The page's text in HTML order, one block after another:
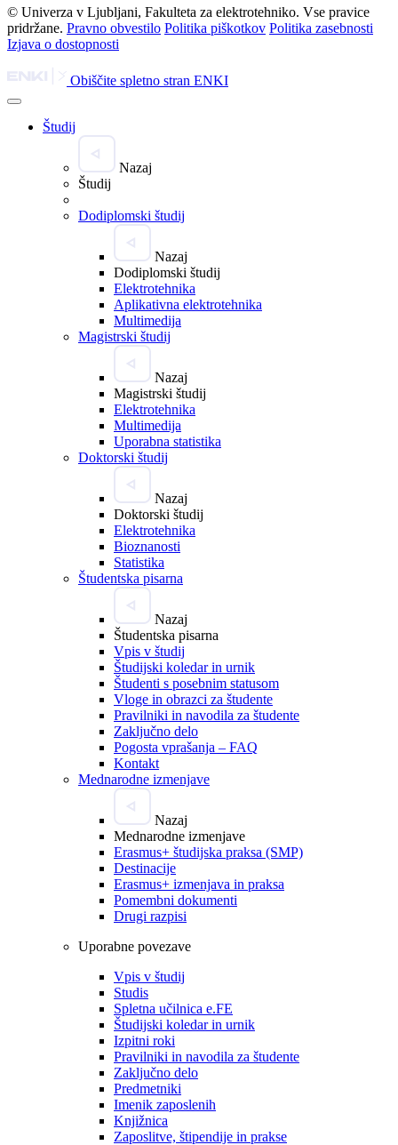
© Univerza v Ljubljani, Fakulteta za elektrotehniko. Vse pravice
pridržane. Pravno obvestilo Politika piškotkov Politika zasebnosti
Izjava o dostopnosti
Obiščite spletno stran ENKI
Študij
Nazaj
Študij
Dodiplomski študij
Nazaj
Dodiplomski študij
Elektrotehnika
Aplikativna elektrotehnika
Multimedija
Magistrski študij
Nazaj
Magistrski študij
Elektrotehnika
Multimedija
Uporabna statistika
Doktorski študij
Nazaj
Doktorski študij
Elektrotehnika
Bioznanosti
Statistika
Študentska pisarna
Nazaj
Študentska pisarna
Vpis v študij
Študijski koledar in urnik
Študenti s posebnim statusom
Vloge in obrazci za študente
Pravilniki in navodila za študente
Zaključno delo
Pogosta vprašanja – FAQ
Kontakt
Mednarodne izmenjave
Nazaj
Mednarodne izmenjave
Erasmus+ študijska praksa (SMP)
Destinacije
Erasmus+ izmenjava in praksa
Pomembni dokumenti
Drugi razpisi
Uporabne povezave
Vpis v študij
Studis
Spletna učilnica e.FE
Študijski koledar in urnik
Izpitni roki
Pravilniki in navodila za študente
Zaključno delo
Predmetniki
Imenik zaposlenih
Knjižnica
Zaposlitve, štipendije in prakse